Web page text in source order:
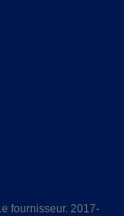
fournisseur. 2017-